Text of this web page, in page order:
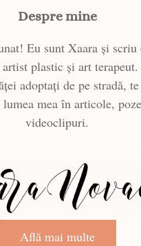
Despre mine
Eu sunt Xaara și
plastic și art
adoptați de pe stradă,
mea în articole,
videoclipuri.
Află mai multe